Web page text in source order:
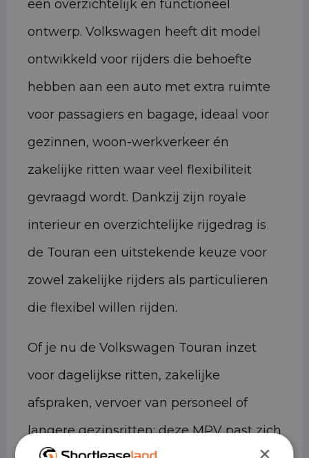
een overzichtelijk en functioneel
ontwerp. Volkswagen heeft dit model
ontwikkeld voor rijders die behoefte
hebben aan een auto met extra ruimte
voor passagiers en bagage, ideaal voor
gezinnen, woon-werkverkeer én
zakelijke ritten waar veel flexibiliteit
gevraagd wordt. Dankzij zijn royale
interieur en overzichtelijke rijgedrag is
de Touran een uitstekende keuze voor
zowel zakelijke rijders als particulieren
die flexibel willen rijden.
Of je nu de Volkswagen Touran inzet
voor dagelijkse ritten, zakelijke
afspraken, vervoer van personeel of
langere gezinsritten: deze MPV past zich